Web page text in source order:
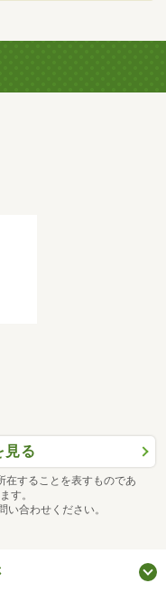
見る
在することを表すものであ
す。
合わせください。